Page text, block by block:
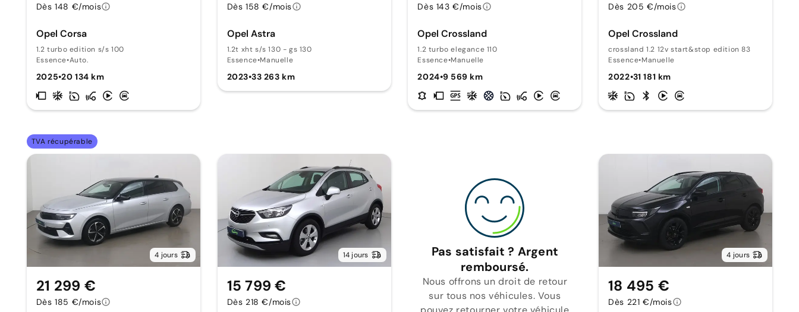
Opel Corsa
1.2 turbo edition s/s 100
Essence•Auto.
2025•20 134 km
Dès 148 €/mois
Opel Astra
1.2t xht s/s 130 - gs 130
Essence•Manuelle
2023•33 263 km
Dès 158 €/mois
Opel Crossland
1.2 turbo elegance 110
Essence•Manuelle
2024•9 569 km
Dès 143 €/mois
Opel Crossland
crossland 1.2 12v start&stop edition 83
Essence•Manuelle
2022•31 181 km
Dès 205 €/mois
TVA récupérable
4 jours
21 299 €
Dès 185 €/mois
14 jours
15 799 €
Dès 218 €/mois
Pas satisfait ? Argent
remboursé.
Nous offrons un droit de retour
sur tous nos véhicules. Vous
4 jours
18 495 €
Dès 221 €/mois